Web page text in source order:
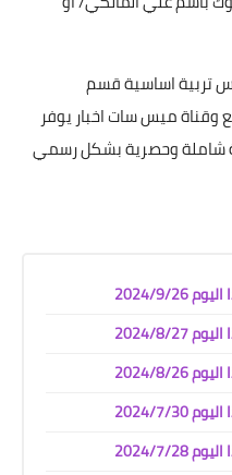
تربية اساسية قسم
ميس سات اخبار يوفر
شاملة وحصرية بشكل رسمي
9/26
8/27
8/26
7/30
7/28